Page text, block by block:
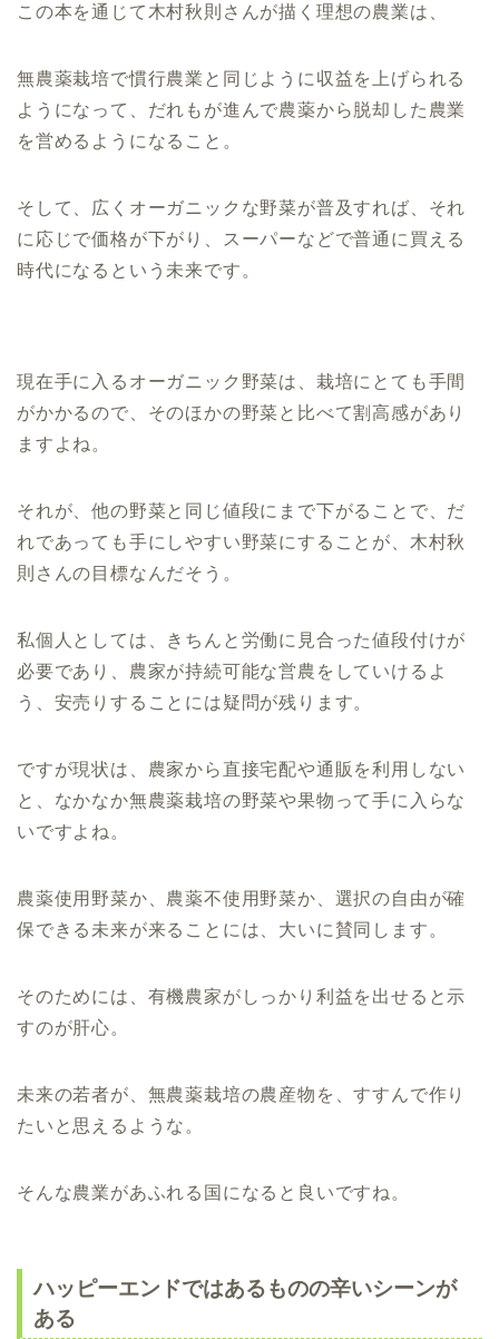
この本を通じて木村秋則さんが描く理想の農業は、
無農薬栽培で慣行農業と同じように収益を上げられる
ようになって、だれもが進んで農薬から脱却した農業
を営めるようになること。
そして、広くオーガニックな野菜が普及すれば、それ
に応じで価格が下がり、スーパーなどで普通に買える
時代になるという未来です。
現在手に入るオーガニック野菜は、栽培にとても手間
がかかるので、そのほかの野菜と比べて割高感があり
ますよね。
それが、他の野菜と同じ値段にまで下がることで、だ
れであっても手にしやすい野菜にすることが、木村秋
則さんの目標なんだそう。
私個人としては、きちんと労働に見合った値段付けが
必要であり、農家が持続可能な営農をしていけるよ
う、安売りすることには疑問が残ります。
ですが現状は、農家から直接宅配や通販を利用しない
と、なかなか無農薬栽培の野菜や果物って手に入らな
いですよね。
農薬使用野菜か、農薬不使用野菜か、選択の自由が確
保できる未来が来ることには、大いに賛同します。
そのためには、有機農家がしっかり利益を出せると示
すのが肝心。
未来の若者が、無農薬栽培の農産物を、すすんで作り
たいと思えるような。
そんな農業があふれる国になると良いですね。
ハッピーエンドではあるものの辛いシーンが
ある